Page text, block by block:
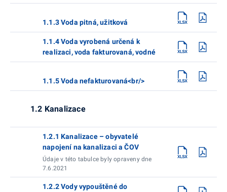
1.1.3 Voda pitná, užitková
1.1.4 Voda vyrobená určená k
realizaci, voda fakturovaná, vodné
1.1.5 Voda nefakturovaná<br/>
1.2 Kanalizace
1.2.1 Kanalizace – obyvatelé
napojení na kanalizaci a ČOV
Údaje v této tabulce byly opraveny dne
7.6.2021
1.2.2 Vody vypouštěné do